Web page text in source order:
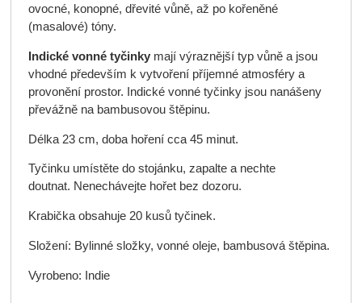
ovocné, konopné, dřevité vůně, až po kořeněné
(masalové) tóny.
Indické vonné tyčinkymají výraznější typ vůně a jsou
vhodné především k vytvoření příjemné atmosféry a
provonění prostor. Indické vonné tyčinky jsou nanášeny
převážně na bambusovou štěpinu.
Délka 23 cm, doba hoření cca 45 minut.
Tyčinku umístěte do stojánku, zapalte a nechte
doutnat. Nenechávejte hořet bez dozoru.
Krabička obsahuje 20 kusů tyčinek.
Složení: Bylinné složky, vonné oleje, bambusová štěpina.
Vyrobeno: Indie